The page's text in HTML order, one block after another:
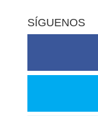
SÍGUENOS